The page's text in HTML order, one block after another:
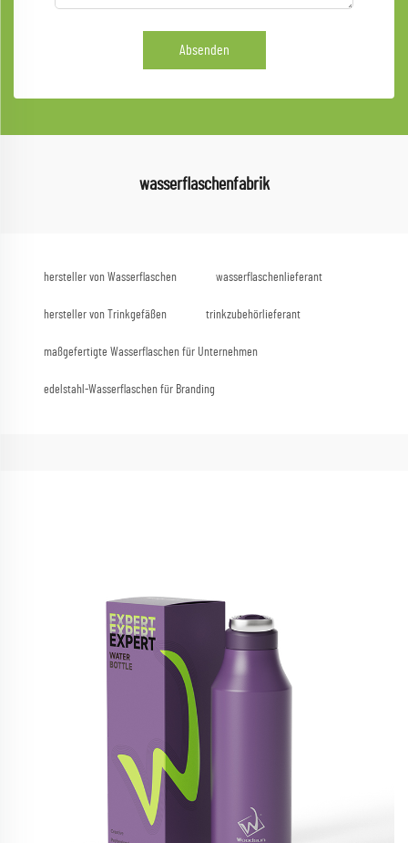
Absenden
wasserflaschenfabrik
hersteller von Wasserflaschen wasserflaschenlieferant
hersteller von Trinkgefäßen trinkzubehörlieferant
maßgefertigte Wasserflaschen für Unternehmen
edelstahl-Wasserflaschen für Branding